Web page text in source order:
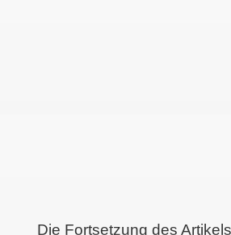
Die Fortsetzung des